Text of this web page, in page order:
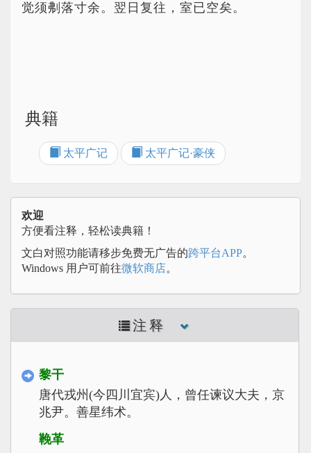
觉须刜落寸余。翌日复往，室已空矣。
典籍
太平广记 太平广记·豪侠
欢迎
方便看注释，轻松读典籍！
文白对照功能请移步免费无广告的跨平台APP。
Windows 用户可前往微软商店。
注释
黎干
唐代戎州(今四川宜宾)人，曾任谏议大夫，京
兆尹。善星纬术。
鞔革